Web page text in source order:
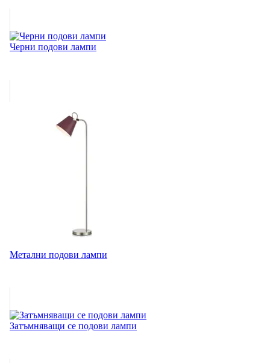
Черни подови лампи
Метални подови лампи
Затъмняващи се подови лампи